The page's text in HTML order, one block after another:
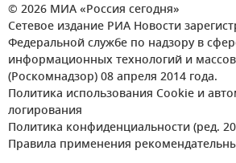
© 2026 МИА «Россия сегодня»
Сетевое издание РИА Новости
Федеральной службе по надзору в
информационных технологий и
(Роскомнадзор) 08 апреля 2014 года.
Политика использования Cookie и
логирования
Политика конфиденциальности (ред.
Правила применения